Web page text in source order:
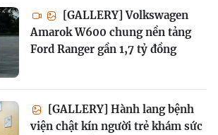
[GALLERY] Volkswagen
Amarok W600 chung nền tảng
Ford Ranger gần 1,7 tỷ đồng
[GALLERY] Hành lang bệnh
viện chật kín người trẻ khám sức